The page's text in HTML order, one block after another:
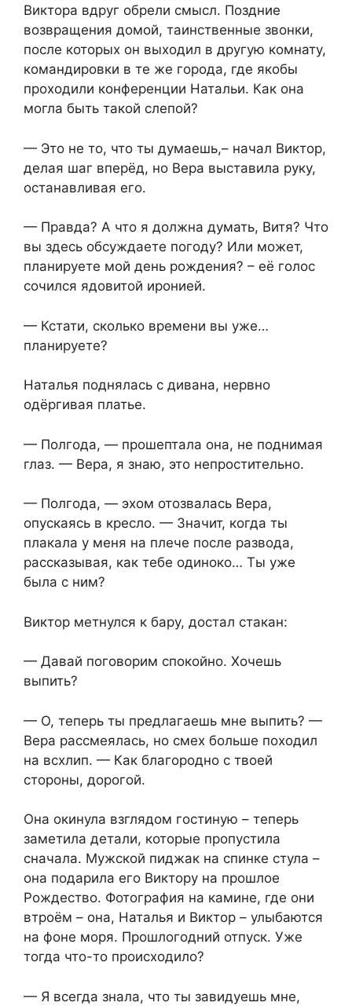
Виктора вдруг обрели смысл. Поздние
возвращения домой, таинственные звонки,
после которых он выходил в другую комнату,
командировки в те же города, где якобы
проходили конференции Натальи. Как она
могла быть такой слепой?
— Это не то, что ты думаешь,– начал Виктор,
делая шаг вперёд, но Вера выставила руку,
останавливая его.
— Правда? А что я должна думать, Витя? Что
вы здесь обсуждаете погоду? Или может,
планируете мой день рождения? – её голос
сочился ядовитой иронией.
— Кстати, сколько времени вы уже…
планируете?
Наталья поднялась с дивана, нервно
одёргивая платье.
— Полгода, — прошептала она, не поднимая
глаз. — Вера, я знаю, это непростительно.
— Полгода, — эхом отозвалась Вера,
опускаясь в кресло. — Значит, когда ты
плакала у меня на плече после развода,
рассказывая, как тебе одиноко… Ты уже
была с ним?
Виктор метнулся к бару, достал стакан:
— Давай поговорим спокойно. Хочешь
выпить?
— О, теперь ты предлагаешь мне выпить? —
Вера рассмеялась, но смех больше походил
на всхлип. — Как благородно с твоей
стороны, дорогой.
Она окинула взглядом гостиную – теперь
заметила детали, которые пропустила
сначала. Мужской пиджак на спинке стула –
она подарила его Виктору на прошлое
Рождество. Фотография на камине, где они
втроём – она, Наталья и Виктор – улыбаются
на фоне моря. Прошлогодний отпуск. Уже
тогда что-то происходило?
— Я всегда знала, что ты завидуешь мне,